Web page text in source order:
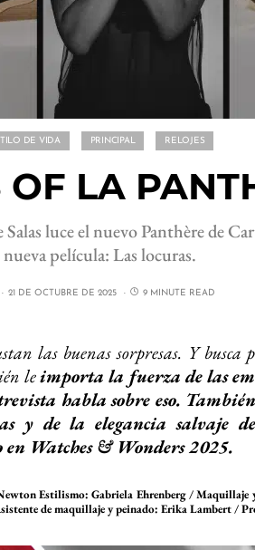
DE VIDA PRINCIPAL RELOJES
OF LA
luce el nuevo Panthère de
película: Las locuras.
21 DE OCTUBRE DE 2025 9 MINUTE READ
las buenas sorpresas. Y busca
leimporta la fuerza de las
habla sobre eso.
y de la elegancia salvaje
en Watches & Wonders 2025.
Estilismo: Gabriela Ehrenberg / Maquillaje
de maquillaje y peinado: Erika Lambert /